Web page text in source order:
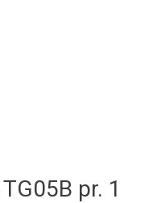
pr. 1